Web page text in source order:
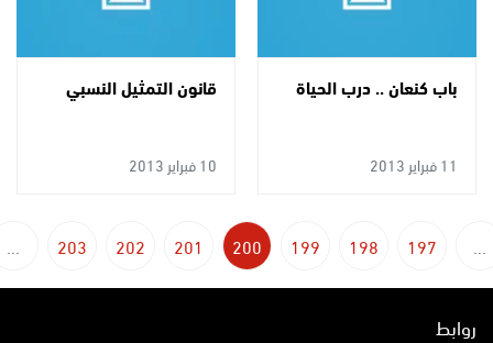
باب كنعان .. درب الحياة
11 فبراير 2013
قانون التمثيل النسبي
10 فبراير 2013
...
197
198
199
200
201
202
203
...
روابط